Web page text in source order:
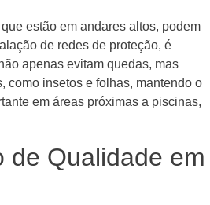
estão em andares altos, podem
de redes de proteção, é
apenas evitam quedas, mas
como insetos e folhas, mantendo o
em áreas próximas a piscinas,
de Qualidade em